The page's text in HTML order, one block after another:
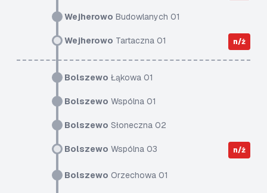
Wejherowo Budowlanych 01
Wejherowo Tartaczna 01 n/ż
Bolszewo Łąkowa 01
Bolszewo Wspólna 01
Bolszewo Słoneczna 02
Bolszewo Wspólna 03 n/ż
Bolszewo Orzechowa 01